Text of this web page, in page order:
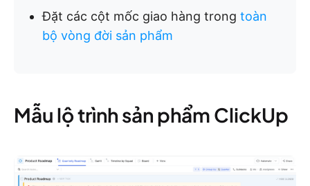
Đặt các cột mốc giao hàng trong toàn
bộ vòng đời sản phẩm
Mẫu lộ trình sản phẩm ClickUp